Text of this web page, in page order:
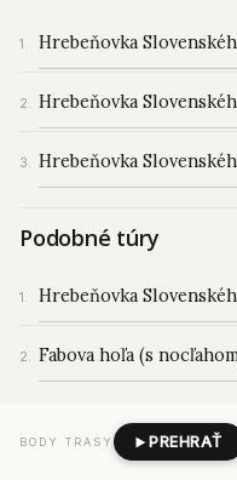
BODY TRASY PREHRAŤ
Hrebeňovka
Hrebeňovka
Hrebeňovka
Podobné túry
Hrebeňovka
Fabova hoľa (s